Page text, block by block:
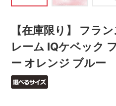
【在庫限り】 フラ
レーム IQケベック
ー オレンジ ブルー